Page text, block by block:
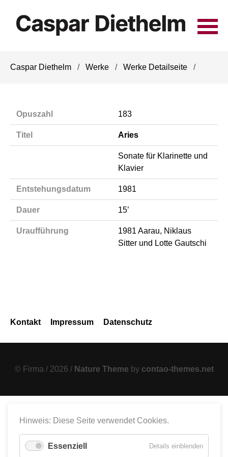
überspringen
Caspar Diethelm Werke Werke Detailseite
Opuszahl 183
Titel Aries
Sonate für Klarinette und
Klavier
Entstehungsdatum 1981
Dauer 15’
Uraufführung
1981 Aarau, Niklaus
Sitter und Lotte Gautschi
überspringen
Kontakt Impressum Datenschutz
© Firma / 2026 / Nature Theme by contao-themes.net
Hinweis: Diese Seite verwendet Cookies.
Essenziell Details einblendenfür